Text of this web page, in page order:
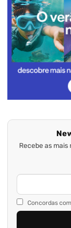
Recebe as
Concordas